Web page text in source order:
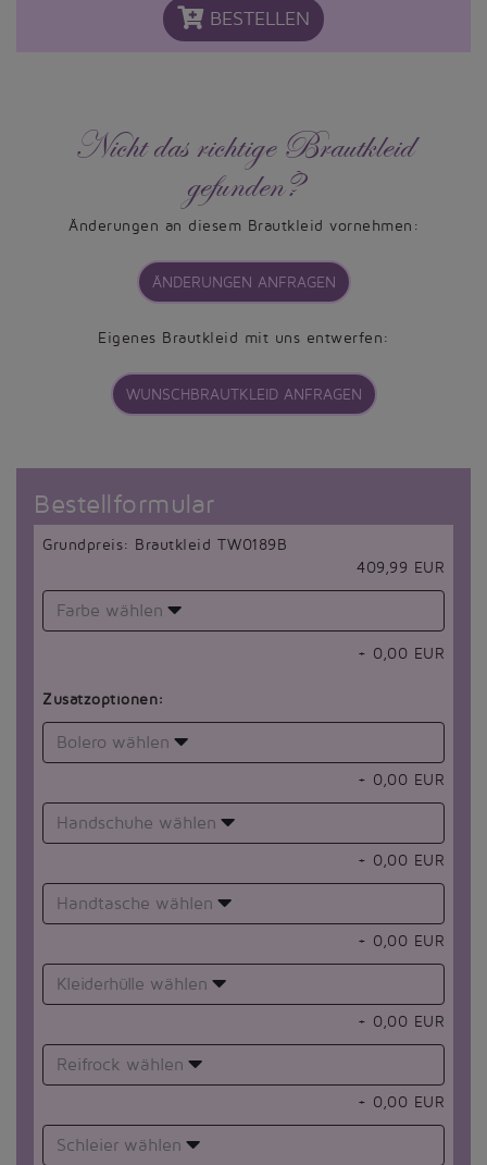
BESTELLEN
Nicht das richtige Brautkleid
gefunden?
Änderungen an diesem Brautkleid vornehmen:
ÄNDERUNGEN ANFRAGEN
Eigenes Brautkleid mit uns entwerfen:
WUNSCHBRAUTKLEID ANFRAGEN
Bestellformular
Grundpreis: Brautkleid TW0189B
409,99 EUR
Farbe wählen
+ 0,00 EUR
Zusatzoptionen:
Bolero wählen
+ 0,00 EUR
Handschuhe wählen
+ 0,00 EUR
Handtasche wählen
+ 0,00 EUR
Kleiderhülle wählen
+ 0,00 EUR
Reifrock wählen
+ 0,00 EUR
Schleier wählen